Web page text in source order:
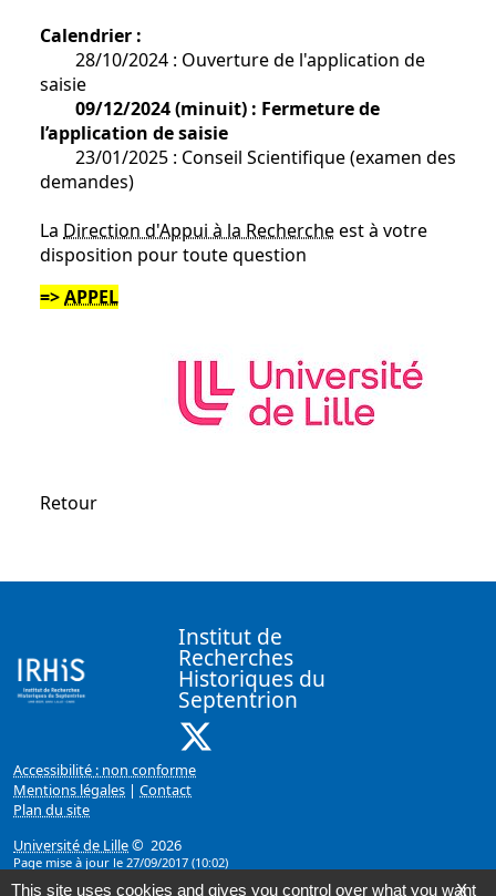
Calendrier :
28/10/2024 : Ouverture de l'application de
saisie
09/12/2024 (minuit) : Fermeture de
l’application de saisie
23/01/2025 : Conseil Scientifique (examen des
demandes)
La Direction d'Appui à la Rechercheest à votre
disposition pour toute question
=>APPEL
Retour
Institut de
Recherches
Historiques du
Septentrion
Accessibilité : non conforme
Mentions légales | Contact
Plan du site
Université de Lille© 2026
Page mise à jour le 27/09/2017 (10:02)
X
This site uses cookies and gives you control over what you want